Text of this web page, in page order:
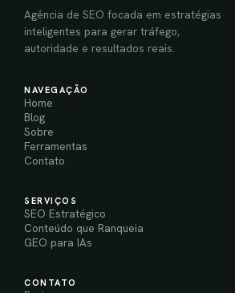
Agência de SEO focada em estratégias
inteligentes para gerar tráfego,
autoridade e resultados reais.
NAVEGAÇÃO
Home
Blog
Sobre
Ferramentas
Contato
SERVIÇOS
SEO Estratégico
Conteúdo que Ranqueia
GEO para IAs
CONTATO